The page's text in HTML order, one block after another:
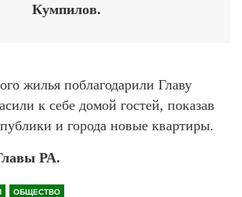
Кумпилов.
жилья поблагодарили Главу
к себе домой гостей, показав
и города новые квартиры.
РА.
ОБЩЕСТВО